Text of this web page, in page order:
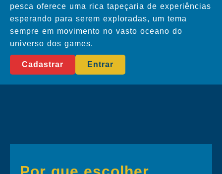
pesca oferece uma rica tapeçaria de experiências
esperando para serem exploradas, um tema
sempre em movimento no vasto oceano do
universo dos games.
Cadastrar Entrar